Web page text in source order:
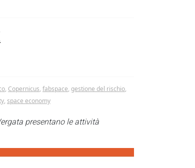
, Copernicus, fabspace, gestione del rischio,
, space economy
presentano le attività